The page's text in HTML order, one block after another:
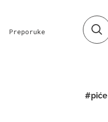
Preporuke
#piće